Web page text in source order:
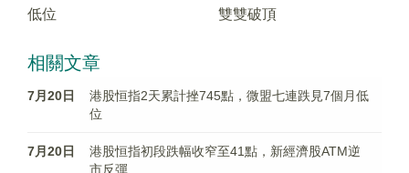
低位 雙雙破頂
相關文章
7月20日
港股恒指2天累計挫745點，微盟七連跌見7個月低
位
7月20日
港股恒指初段跌幅收窄至41點，新經濟股ATM逆
市反彈